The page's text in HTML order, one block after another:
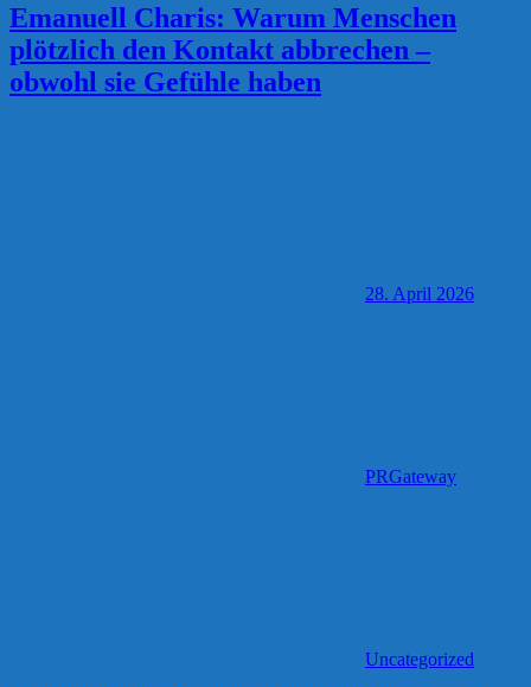
Emanuell Charis: Warum Menschen
plötzlich den Kontakt abbrechen –
obwohl sie Gefühle haben
28. April 2026
PRGateway
Uncategorized